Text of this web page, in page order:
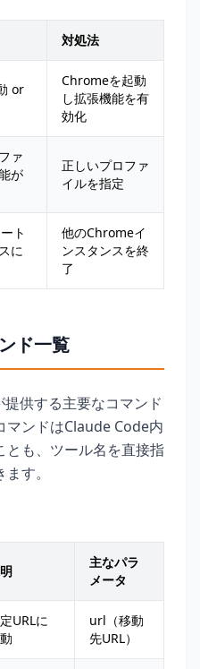
対処法
or
Chromeを起動
し拡張機能を有
効化
ァ
が
正しいプロファ
イルを指定
ト
に
他のChromeイ
ンスタンスを終
了
ド一覧
供する主要なコマンド
マンドはClaude Code内
も、ツール名を直接指
す。
主なパラ
メータ
URLに
url（移動
先URL）